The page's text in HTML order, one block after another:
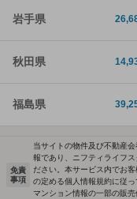
岩手県
秋田県
福島県
免責
事項
当サイトの物件及び不動産
報であり、ニフティライフ
ださい。本サービス内でお
の定める個人情報規約に従っ
マンション情報の一部の販